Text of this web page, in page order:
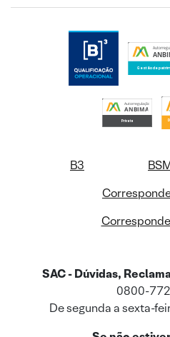
B3
SAC - Dúvidas,
0800-
De segunda a sexta-